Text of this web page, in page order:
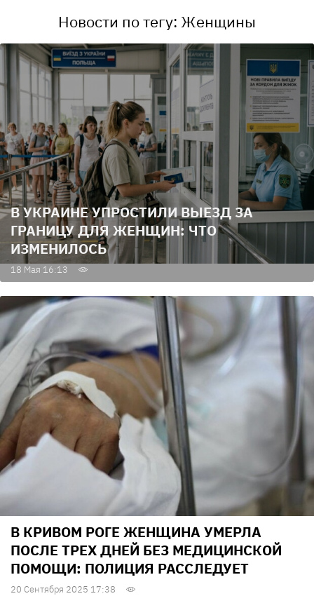
Новости по тегу: Женщины
В УКРАИНЕ УПРОСТИЛИ ВЫЕЗД ЗА
ГРАНИЦУ ДЛЯ ЖЕНЩИН: ЧТО
ИЗМЕНИЛОСЬ
18 Мая 16:13
В КРИВОМ РОГЕ ЖЕНЩИНА УМЕРЛА
ПОСЛЕ ТРЕХ ДНЕЙ БЕЗ МЕДИЦИНСКОЙ
ПОМОЩИ: ПОЛИЦИЯ РАССЛЕДУЕТ
20 Сентября 2025 17:38